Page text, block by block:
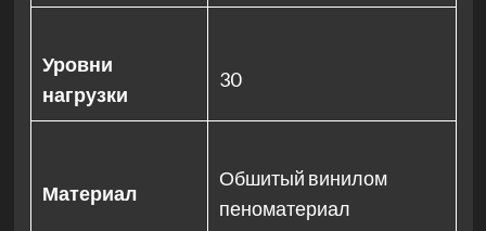
Уровни
нагрузки
30
Материал
Обшитый винилом
пеноматериал